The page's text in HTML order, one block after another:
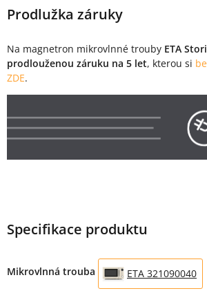
Prodlužka záruky
Na magnetron mikrovlnné trouby ETA
prodlouženou záruku na 5 let, kterou si
ZDE.
Specifikace produktu
Mikrovlnná trouba ETA 321090040